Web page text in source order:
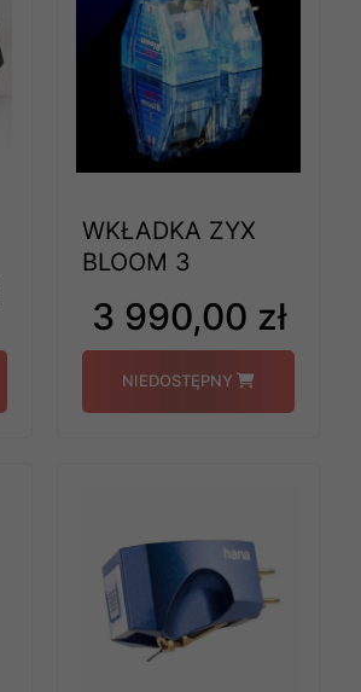
WKŁADKA ZYX
BLOOM 3
3 990,00 zł
NIEDOSTĘPNY